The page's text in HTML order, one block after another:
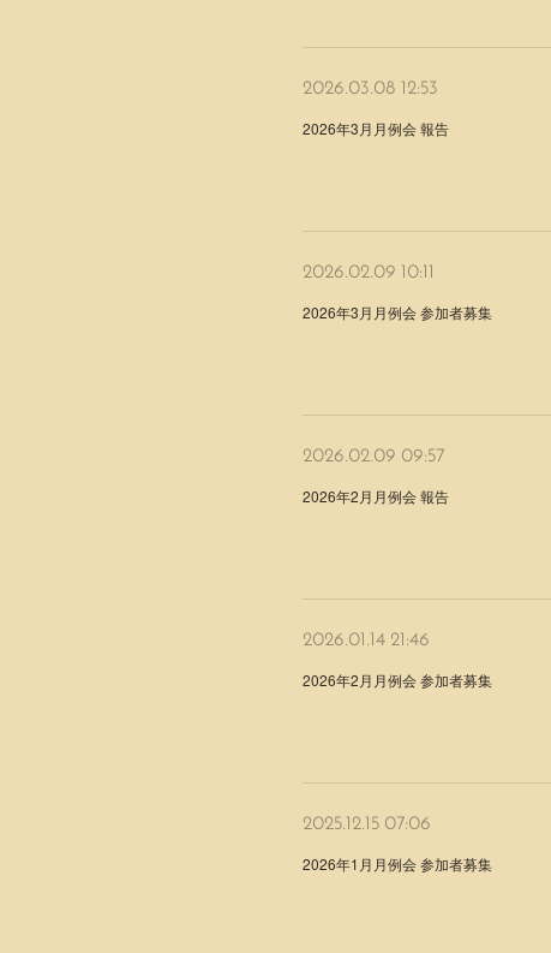
2026.03.08 12:53
2026年3月月例会 報告
2026.02.09 10:11
2026年3月月例会 参加者募集
2026.02.09 09:57
2026年2月月例会 報告
2026.01.14 21:46
2026年2月月例会 参加者募集
2025.12.15 07:06
2026年1月月例会 参加者募集